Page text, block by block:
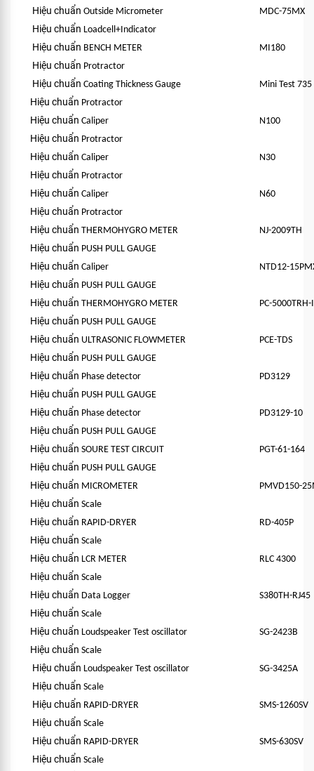
Hiệu chuẩn Outside Micrometer MDC-75MX
Hiệu chuẩn Loadcell+Indicator
Hiệu chuẩn BENCH METER MI180
Hiệu chuẩn Protractor
Hiệu chuẩn Coating Thickness Gauge Mini Test 735
Hiệu chuẩn Protractor
Hiệu chuẩn Caliper N100
Hiệu chuẩn Protractor
Hiệu chuẩn Caliper N30
Hiệu chuẩn Protractor
Hiệu chuẩn Caliper N60
Hiệu chuẩn Protractor
Hiệu chuẩn THERMOHYGRO METER NJ-2009TH
Hiệu chuẩn PUSH PULL GAUGE
Hiệu chuẩn Caliper NTD12-
Hiệu chuẩn PUSH PULL GAUGE
Hiệu chuẩn THERMOHYGRO METER PC-5000TRH-
Hiệu chuẩn PUSH PULL GAUGE
Hiệu chuẩn ULTRASONIC FLOWMETER PCE-TDS
Hiệu chuẩn PUSH PULL GAUGE
Hiệu chuẩn Phase detector PD3129
Hiệu chuẩn PUSH PULL GAUGE
Hiệu chuẩn Phase detector PD3129-10
Hiệu chuẩn PUSH PULL GAUGE
Hiệu chuẩn SOURE TEST CIRCUIT PGT-61-164
Hiệu chuẩn PUSH PULL GAUGE
Hiệu chuẩn MICROMETER PMVD150-
Hiệu chuẩn Scale
Hiệu chuẩn RAPID-DRYER RD-405P
Hiệu chuẩn Scale
Hiệu chuẩn LCR METER RLC 4300
Hiệu chuẩn Scale
Hiệu chuẩn Data Logger S380TH-RJ45
Hiệu chuẩn Scale
Hiệu chuẩn Loudspeaker Test oscillator SG-2423B
Hiệu chuẩn Scale
Hiệu chuẩn Loudspeaker Test oscillator SG-3425A
Hiệu chuẩn Scale
Hiệu chuẩn RAPID-DRYER SMS-1260SV
Hiệu chuẩn Scale
Hiệu chuẩn RAPID-DRYER SMS-630SV
Hiệu chuẩn Scale